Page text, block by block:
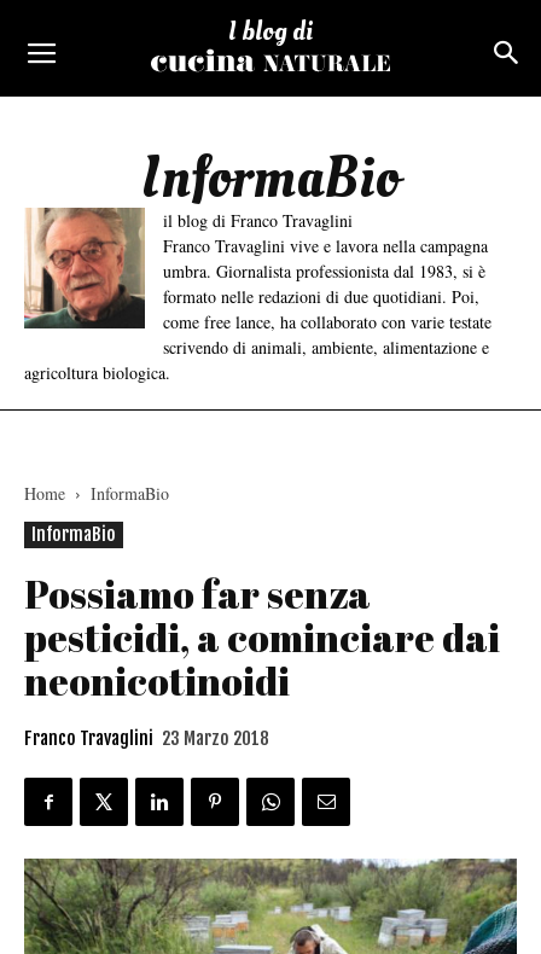
I blog di
InformaBio
il blog di Franco Travaglini
Franco Travaglini vive e lavora nella campagna
umbra. Giornalista professionista dal 1983, si è
formato nelle redazioni di due quotidiani. Poi,
come free lance, ha collaborato con varie testate
scrivendo di animali, ambiente, alimentazione e
agricoltura biologica.
Home
InformaBio
InformaBio
Possiamo far senza
pesticidi, a cominciare dai
neonicotinoidi
Franco Travaglini 23 Marzo 2018